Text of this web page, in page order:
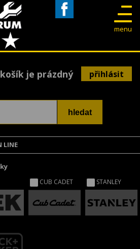
menu
košík je prázdný přihlásit
LINE
CUB CADET STANLEY